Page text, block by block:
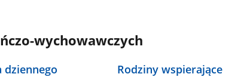
wychowawczych
dziennego Rodziny wspierające